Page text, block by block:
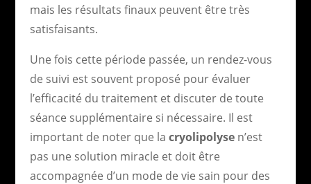
mais les résultats finaux peuvent être très
satisfaisants.
Une fois cette période passée, un rendez-vous
de suivi est souvent proposé pour évaluer
l’efficacité du traitement et discuter de toute
séance supplémentaire si nécessaire. Il est
important de noter que la cryolipolysen’est
pas une solution miracle et doit être
accompagnée d’un mode de vie sain pour des